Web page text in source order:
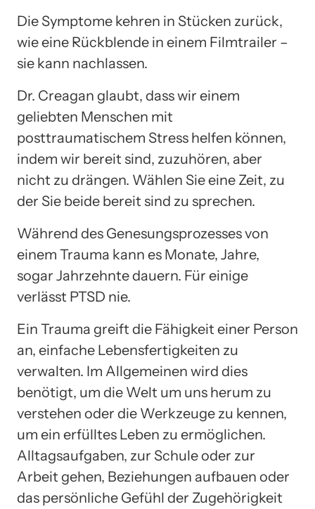
Die Symptome kehren in Stücken zurück,
wie eine Rückblende in einem Filmtrailer –
sie kann nachlassen.
Dr. Creagan glaubt, dass wir einem
geliebten Menschen mit
posttraumatischem Stress helfen können,
indem wir bereit sind, zuzuhören, aber
nicht zu drängen. Wählen Sie eine Zeit, zu
der Sie beide bereit sind zu sprechen.
Während des Genesungsprozesses von
einem Trauma kann es Monate, Jahre,
sogar Jahrzehnte dauern. Für einige
verlässt PTSD nie.
Ein Trauma greift die Fähigkeit einer Person
an, einfache Lebensfertigkeiten zu
verwalten. Im Allgemeinen wird dies
benötigt, um die Welt um uns herum zu
verstehen oder die Werkzeuge zu kennen,
um ein erfülltes Leben zu ermöglichen.
Alltagsaufgaben, zur Schule oder zur
Arbeit gehen, Beziehungen aufbauen oder
das persönliche Gefühl der Zugehörigkeit